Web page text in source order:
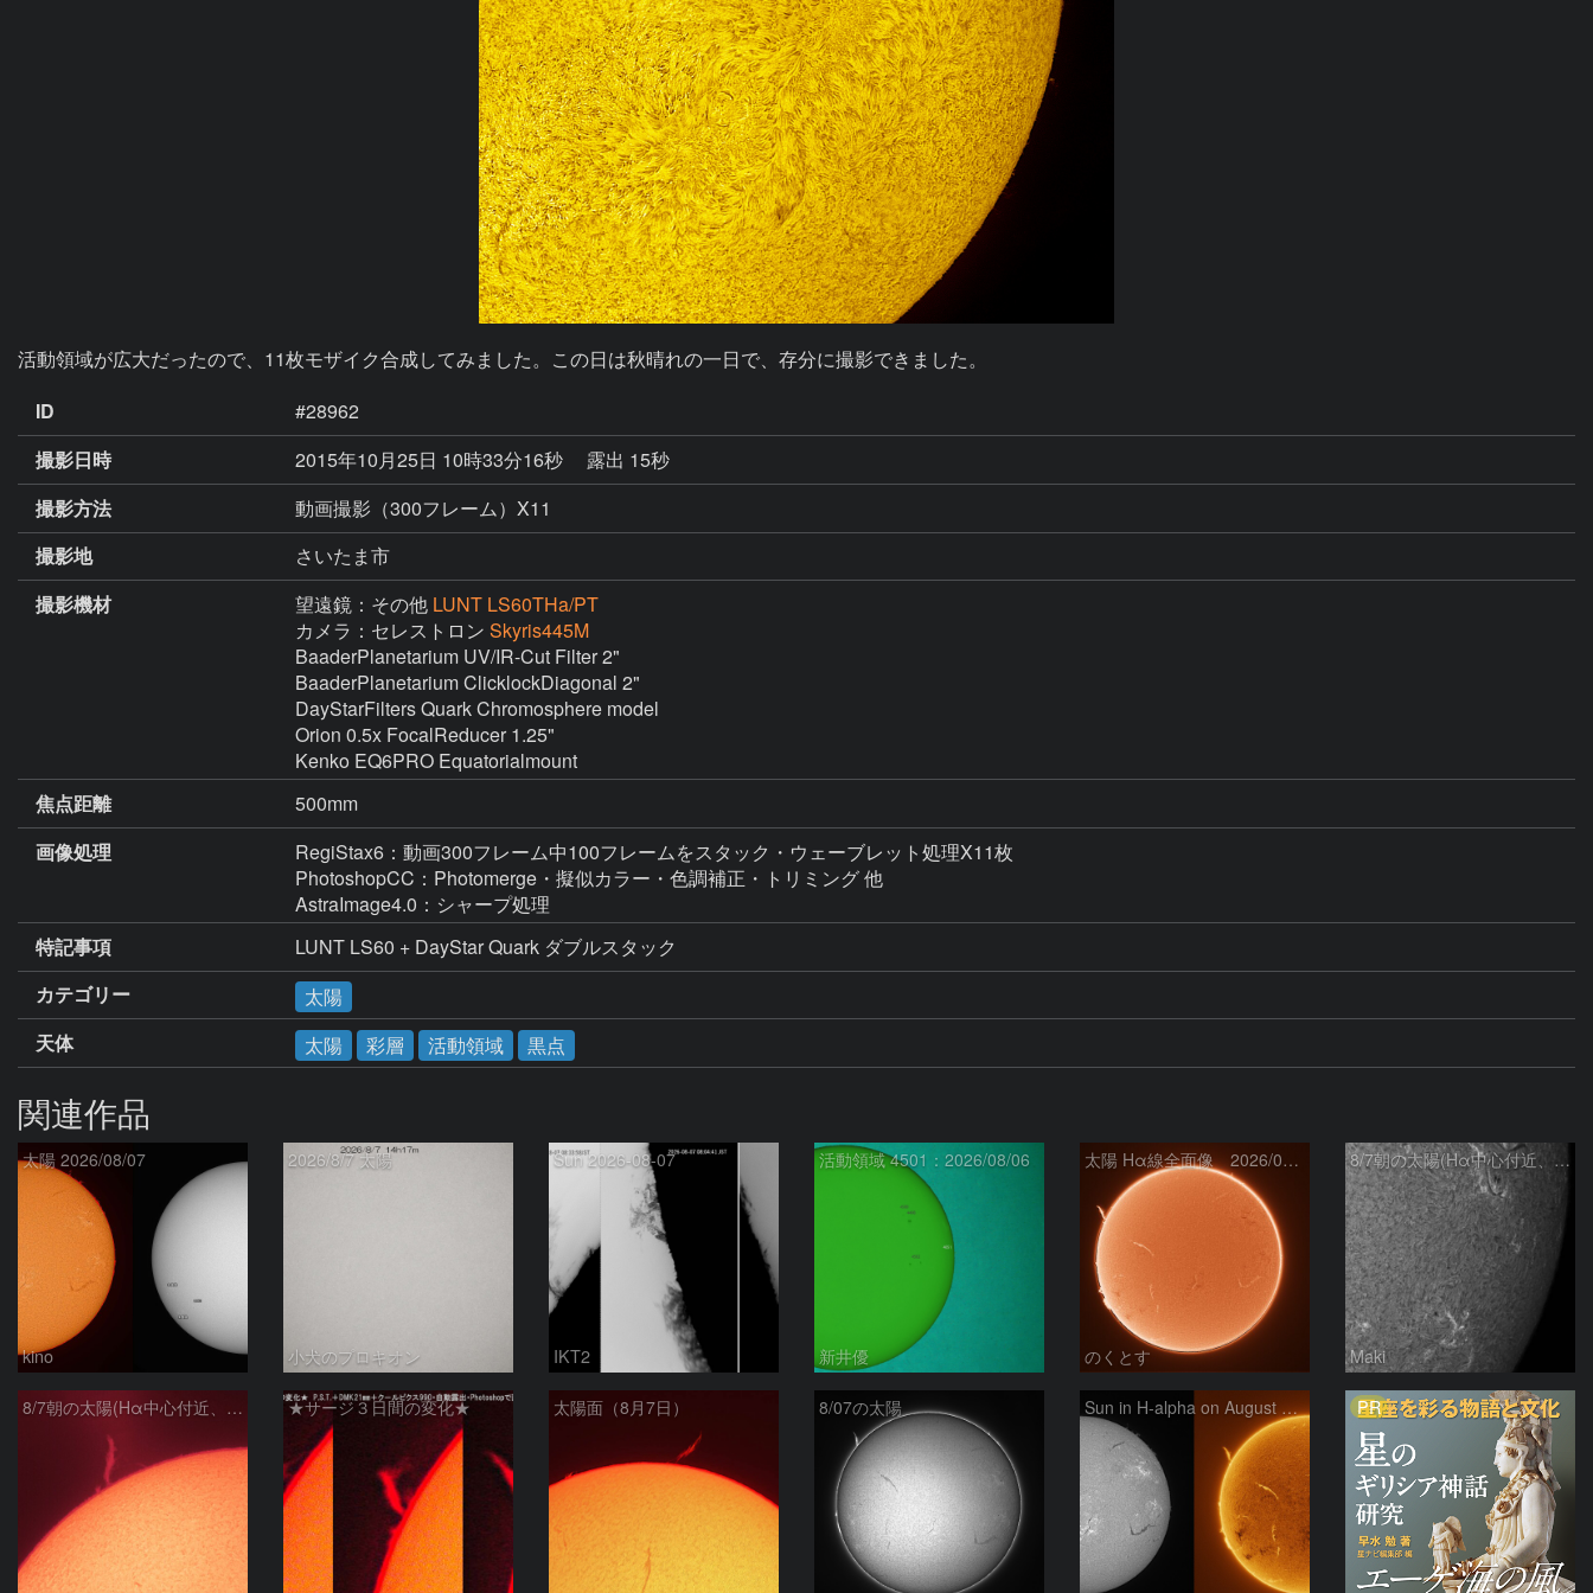
活動領域が広大だったので、11枚モザイク合成してみました。この日は秋晴れの一日で、存分に撮影できました。
ID
#28962
撮影日時
2015年10月25日 10時33分16秒
露出 15秒
撮影方法
動画撮影（300フレーム）X11
撮影地
さいたま市
撮影機材
望遠鏡：その他 LUNT LS60THa/PT
カメラ：セレストロン Skyris445M
BaaderPlanetarium UV/IR-Cut Filter 2"
BaaderPlanetarium ClicklockDiagonal 2"
DayStarFilters Quark Chromosphere model
Orion 0.5x FocalReducer 1.25"
Kenko EQ6PRO Equatorialmount
焦点距離
500mm
画像処理
RegiStax6：動画300フレーム中100フレームをスタック・ウェーブレット処理X11枚
PhotoshopCC：Photomerge・擬似カラー・色調補正・トリミング 他
AstraImage4.0：シャープ処理
特記事項
LUNT LS60 + DayStar Quark ダブルスタック
カテゴリー
太陽
天体
太陽 彩層 活動領域 黒点
関連作品
太陽 2026/08/07
kino
2026/8/7 太陽
小犬のプロキオン
Sun 2026-08-07
IKT2
活動領域 4501：2026/08/06
新井優
太陽 Hα線全面像 2026/08/07
のくとす
8/7朝の太陽(Hα中心付近、4498、4502付近)
Maki
8/7朝の太陽(Hα中心付近、プロミネンス) ★サージ３日間の変化★ 太陽面（8月7日） 8/07の太陽 Sun in H-alpha on August 7, 2026 PR